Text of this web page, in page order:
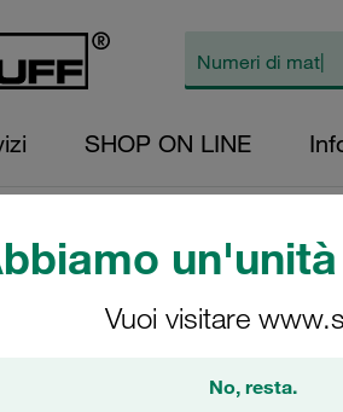
Vuoi visitare
No, resta.
SHOP ON LINE
di collari ACT della Serie